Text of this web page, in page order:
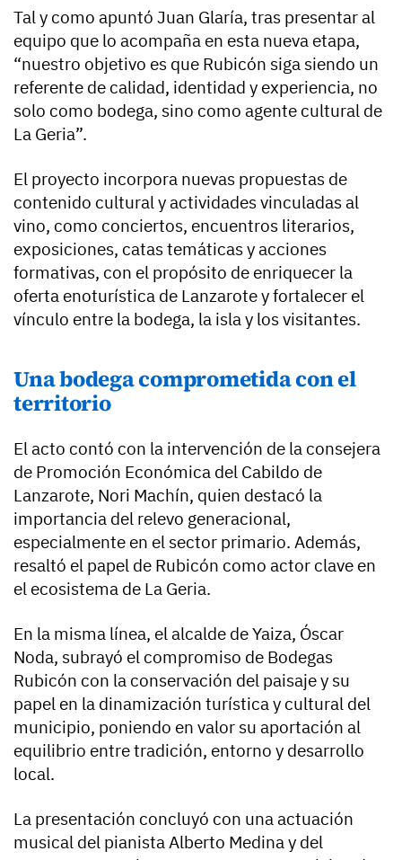
Tal y como apuntó Juan Glaría, tras presentar al
equipo que lo acompaña en esta nueva etapa,
“nuestro objetivo es que Rubicón siga siendo un
referente de calidad, identidad y experiencia, no
solo como bodega, sino como agente cultural de
La Geria”.
El proyecto incorpora nuevas propuestas de
contenido cultural y actividades vinculadas al
vino, como conciertos, encuentros literarios,
exposiciones, catas temáticas y acciones
formativas, con el propósito de enriquecer la
oferta enoturística de Lanzarote y fortalecer el
vínculo entre la bodega, la isla y los visitantes.
Una bodega comprometida con el
territorio
El acto contó con la intervención de la consejera
de Promoción Económica del Cabildo de
Lanzarote, Nori Machín, quien destacó la
importancia del relevo generacional,
especialmente en el sector primario. Además,
resaltó el papel de Rubicón como actor clave en
el ecosistema de La Geria.
En la misma línea, el alcalde de Yaiza, Óscar
Noda, subrayó el compromiso de Bodegas
Rubicón con la conservación del paisaje y su
papel en la dinamización turística y cultural del
municipio, poniendo en valor su aportación al
equilibrio entre tradición, entorno y desarrollo
local.
La presentación concluyó con una actuación
musical del pianista Alberto Medina y del